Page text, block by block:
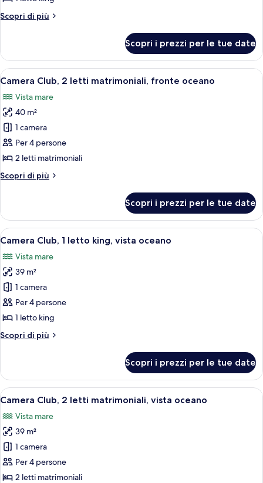
letto
oceano
Scopri di più
Altri
Club,
letto
fronte
oceano
Scopri i prezzi per le tue date
Apri
tutte
le
foto
per
Camera
Club,
letti
oceano
Camera Club, 2 letti matrimoniali,
9
Camera Club, 2 letti matrimoniali, fronte oceano
Vista mare
40 m²
1 camera
Per 4 persone
2 letti matrimoniali
Scopri di più
Altri
Club,
letti
fronte
oceano
Scopri i prezzi per le tue date
Apri
tutte
le
foto
per
Camera
Club,
letto
oceano
8
Camera Club, 1 letto king, vista oceano
Vista mare
39 m²
1 camera
Per 4 persone
1 letto king
Scopri di più
Altri
Club,
letto
vista
oceano
Scopri i prezzi per le tue date
Apri
tutte
le
foto
per
Camera
Club,
10
Camera Club, 2 letti matrimoniali, vista oceano
Vista mare
39 m²
1 camera
Per 4 persone
2 letti matrimoniali